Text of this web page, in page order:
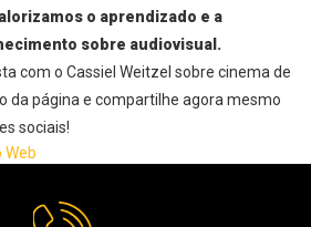
o aprendizado e a
sobre audiovisual.
com o Cassiel Weitzel sobre cinema de
da página e compartilhe agora mesmo
sociais!
Web